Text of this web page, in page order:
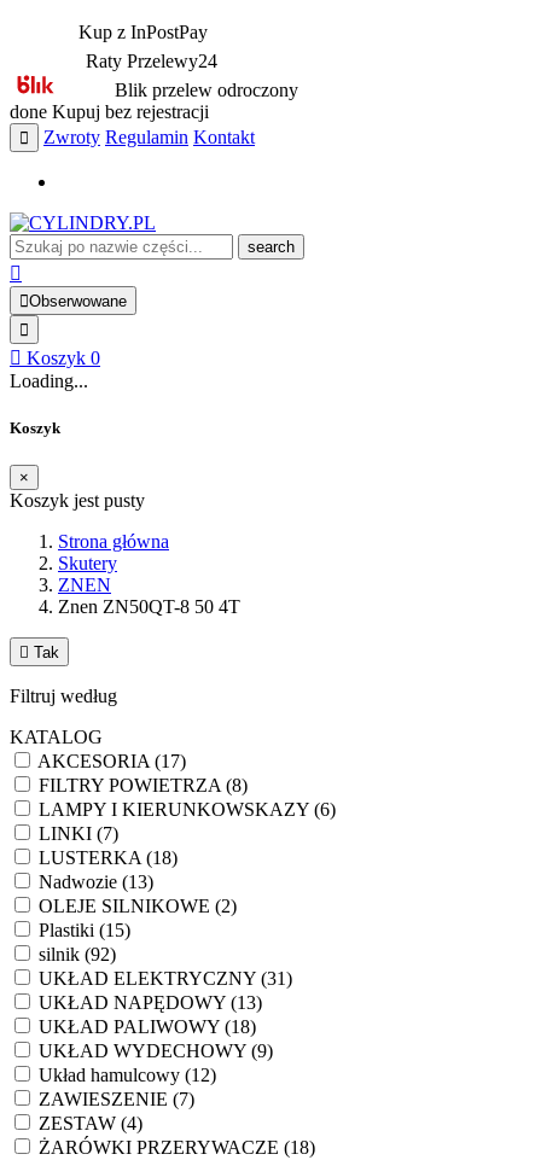
Kup z InPostPay
Raty Przelewy24
Blik przelew odroczony
done Kupuj bez rejestracji
Zwroty Regulamin Kontakt
search
Obserwowane
Koszyk 0
Loading...
Koszyk
×
Koszyk jest pusty
Strona główna
Skutery
ZNEN
Znen ZN50QT-8 50 4T
 Tak
Filtruj według
KATALOG
AKCESORIA (17)
FILTRY POWIETRZA (8)
LAMPY I KIERUNKOWSKAZY (6)
LINKI (7)
LUSTERKA (18)
Nadwozie (13)
OLEJE SILNIKOWE (2)
Plastiki (15)
silnik (92)
UKŁAD ELEKTRYCZNY (31)
UKŁAD NAPĘDOWY (13)
UKŁAD PALIWOWY (18)
UKŁAD WYDECHOWY (9)
Układ hamulcowy (12)
ZAWIESZENIE (7)
ZESTAW (4)
ŻARÓWKI PRZERYWACZE (18)